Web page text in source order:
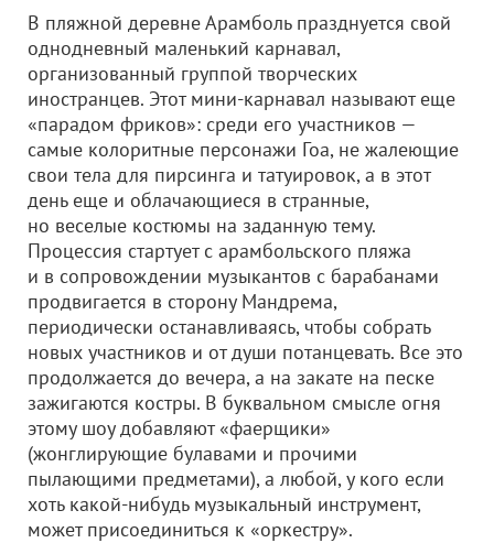
В пляжной деревне Арамболь празднуется свой
однодневный маленький карнавал,
организованный группой творческих
иностранцев. Этот мини-карнавал называют еще
«парадом фриков»: среди его участников —
самые колоритные персонажи Гоа, не жалеющие
свои тела для пирсинга и татуировок, а в этот
день еще и облачающиеся в странные,
но веселые костюмы на заданную тему.
Процессия стартует с арамбольского пляжа
и в сопровождении музыкантов с барабанами
продвигается в сторону Мандрема,
периодически останавливаясь, чтобы собрать
новых участников и от души потанцевать. Все это
продолжается до вечера, а на закате на песке
зажигаются костры. В буквальном смысле огня
этому шоу добавляют «фаерщики»
(жонглирующие булавами и прочими
пылающими предметами), а любой, у кого если
хоть какой-нибудь музыкальный инструмент,
может присоединиться к «оркестру».